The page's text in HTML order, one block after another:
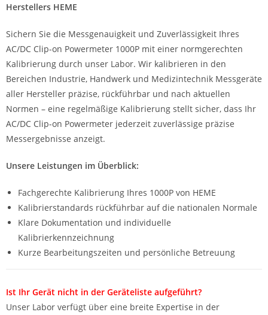
Herstellers HEME
Sichern Sie die Messgenauigkeit und Zuverlässigkeit Ihres
AC/DC Clip-on Powermeter 1000P mit einer normgerechten
Kalibrierung durch unser Labor. Wir kalibrieren in den
Bereichen Industrie, Handwerk und Medizintechnik Messgeräte
aller Hersteller präzise, rückführbar und nach aktuellen
Normen – eine regelmäßige Kalibrierung stellt sicher, dass Ihr
AC/DC Clip-on Powermeter jederzeit zuverlässige präzise
Messergebnisse anzeigt.
Unsere Leistungen im Überblick:
Fachgerechte Kalibrierung Ihres 1000P von HEME
Kalibrierstandards rückführbar auf die nationalen Normale
Klare Dokumentation und individuelle
Kalibrierkennzeichnung
Kurze Bearbeitungszeiten und persönliche Betreuung
Ist Ihr Gerät nicht in der Geräteliste aufgeführt?
Unser Labor verfügt über eine breite Expertise in der